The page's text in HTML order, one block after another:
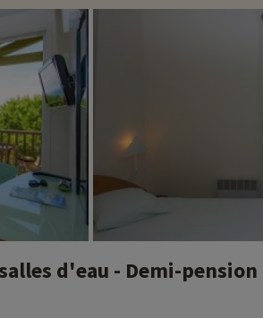
d'eau - Demi-pension